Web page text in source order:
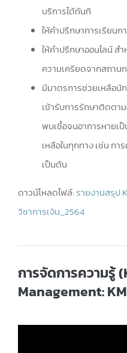
บริการได้ทันที
ให้คำปรึกษาการเรียนก
ให้คำปรึกษาออนไลน์ ส
ความเครียดจากสถาน
มีมาตรการช่วยเหลือนั
เข้ารับการรักษาติดตา
พบเชื้อจนอาการหายเ
เหลือในทุกทาง เช่น ก
เป็นต้น
ดาวน์โหลดไฟล์:รายงานสรุป
วิชาการเงิน_2564
การจัดการความรู้
Management: